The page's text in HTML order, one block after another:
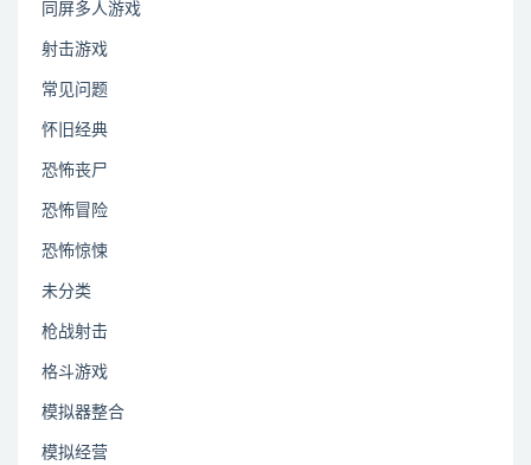
同屏多人游戏
射击游戏
常见问题
怀旧经典
恐怖丧尸
恐怖冒险
恐怖惊悚
未分类
枪战射击
格斗游戏
模拟器整合
模拟经营